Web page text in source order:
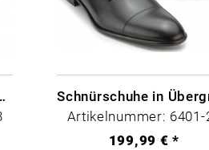
Artikelnummer: 6401-
199,99 € *